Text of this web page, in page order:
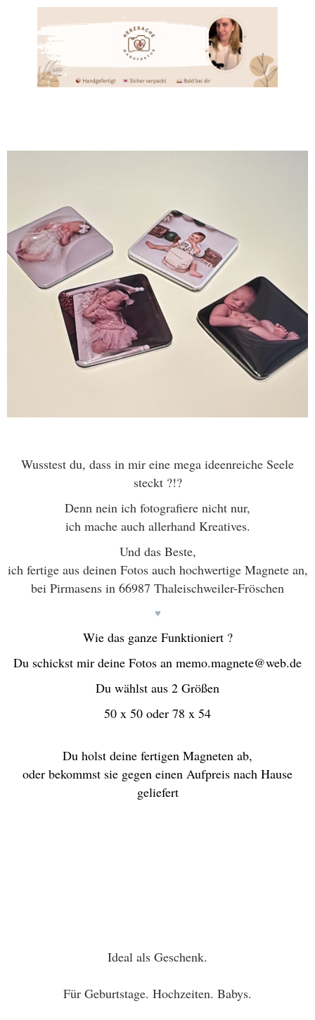
Wusstest du, dass in mir eine mega ideenreiche Seele
steckt ?!?
Denn nein ich fotografiere nicht nur,
ich macheauch allerhand Kreatives.
Und das Beste,
ich fertige aus deinen Fotos auch hochwertige Magnete an,
bei Pirmasens in 66987 Thaleischweiler-Fröschen
♥
Wie das ganze Funktioniert ?
Du schickst mir deine Fotos an memo.magnete@web.de
Du wählst aus 2 Größen
50 x 50 oder 78 x 54
Du holst deine fertigen Magneten ab,
oder bekommst sie gegen einen Aufpreis nach Hause
geliefert
Ideal als Geschenk.
Für Geburtstage. Hochzeiten. Babys.